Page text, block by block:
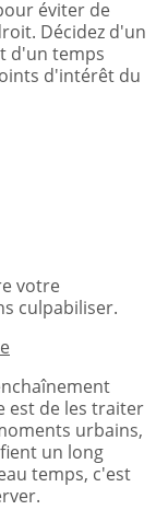
éviter de
Décidez d'un
d'un temps
d'intérêt du
votre
culpabiliser.
est de les traiter
urbains,
un long
temps, c'est